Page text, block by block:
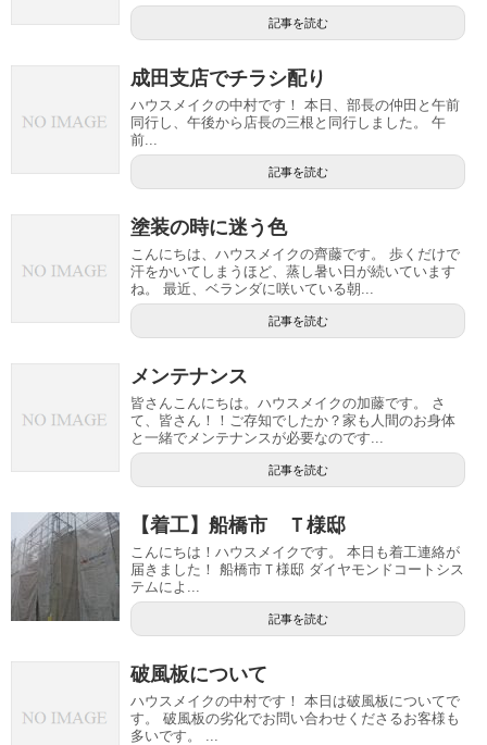
記事を読む
成田支店でチラシ配り
ハウスメイクの中村です！ 本日、部長の仲田と午前
同行し、午後から店長の三根と同行しました。 午
前...
記事を読む
塗装の時に迷う色
こんにちは、ハウスメイクの齊藤です。 歩くだけで
汗をかいてしまうほど、蒸し暑い日が続いています
ね。 最近、ベランダに咲いている朝...
記事を読む
メンテナンス
皆さんこんにちは。ハウスメイクの加藤です。 さ
て、皆さん！！ご存知でしたか？家も人間のお身体
と一緒でメンテナンスが必要なのです...
記事を読む
【着工】船橋市 Ｔ様邸
こんにちは！ハウスメイクです。 本日も着工連絡が
届きました！ 船橋市Ｔ様邸 ダイヤモンドコートシス
テムによ...
記事を読む
破風板について
ハウスメイクの中村です！ 本日は破風板についてで
す。 破風板の劣化でお問い合わせくださるお客様も
多いです。 ...